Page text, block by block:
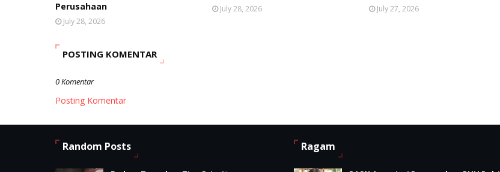
Perusahaan
July 28, 2026
July 28, 2026 July 27, 2026
POSTING KOMENTAR
0 Komentar
Posting Komentar
Random Posts Ragam